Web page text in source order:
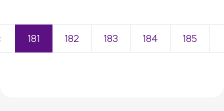
181 182 183 184 185